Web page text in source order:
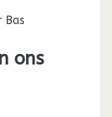
Bas
ons